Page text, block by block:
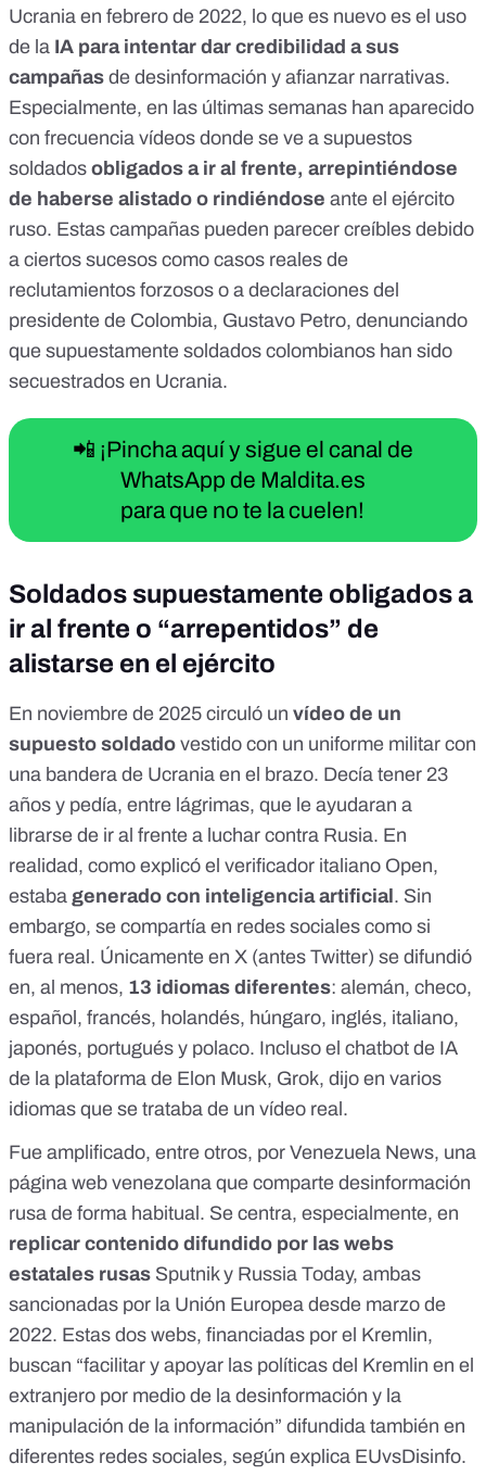
Ucrania en febrero de 2022, lo que es nuevo es el uso
de la IA para intentar dar credibilidad a sus
campañas de desinformación y afianzar narrativas.
Especialmente, en las últimas semanas han aparecido
con frecuencia vídeos donde se ve a supuestos
soldados obligados a ir al frente, arrepintiéndose
de haberse alistado o rindiéndose ante el ejército
ruso. Estas campañas pueden parecer creíbles debido
a ciertos sucesos como casos reales de
reclutamientos forzosos o a declaraciones del
presidente de Colombia, Gustavo Petro, denunciando
que supuestamente soldados colombianos han sido
secuestrados en Ucrania.
📲 ¡Pincha aquí y sigue el canal de
WhatsApp de Maldita.es
para que no te la cuelen!
Soldados supuestamente obligados a
ir al frente o “arrepentidos” de
alistarse en el ejército
En noviembre de 2025 circuló un vídeo de un
supuesto soldado vestido con un uniforme militar con
una bandera de Ucrania en el brazo. Decía tener 23
años y pedía, entre lágrimas, que le ayudaran a
librarse de ir al frente a luchar contra Rusia. En
realidad, como explicó el verificador italiano Open,
estaba generado con inteligencia artificial . Sin
embargo, se compartía en redes sociales como si
fuera real. Únicamente en X (antes Twitter) se difundió
en, al menos, 13 idiomas diferentes: alemán, checo,
español, francés, holandés, húngaro, inglés, italiano,
japonés, portugués y polaco. Incluso el chatbot de IA
de la plataforma de Elon Musk, Grok, dijo en varios
idiomas que se trataba de un vídeo real .
Fue amplificado, entre otros, por Venezuela News, una
página web venezolana que comparte desinformación
rusa de forma habitual. Se centra, especialmente, en
replicar contenido difundido por las webs
estatales rusas Sputnik y Russia Today, ambas
sancionadas por la Unión Europea desde marzo de
2022. Estas dos webs, financiadas por el Kremlin,
buscan “facilitar y apoyar las políticas del Kremlin en el
extranjero por medio de la desinformación y la
manipulación de la información” difundida también en
diferentes redes sociales, según explica EUvsDisinfo.